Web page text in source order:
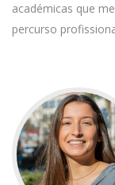
académicas que
percurso